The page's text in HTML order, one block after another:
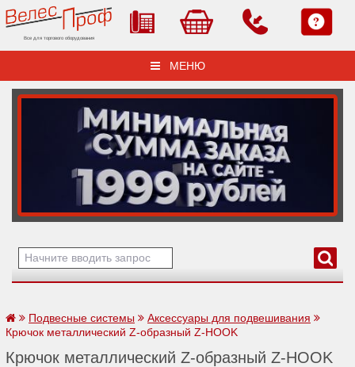
Все для торгового оборудования
МЕНЮ
Подвесные системы
Аксессуары для подвешивания
Крючок металлический Z-образный Z-HOOK
Крючок металлический Z-образный Z-HOOK